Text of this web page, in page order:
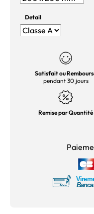
Detail
Satisfait ou
pendant 30 jours
Remise par Quantité